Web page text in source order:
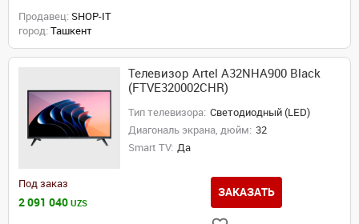
Продавец: SHOP-IT
город: Ташкент
Телевизор Artel A32NHA900 Black
(FTVE320002CHR)
Тип телевизора: Светодиодный (LED)
Диагональ экрана, дюйм: 32
Smart TV: Да
Под заказ
2 091 040 UZS
ЗАКАЗАТЬ